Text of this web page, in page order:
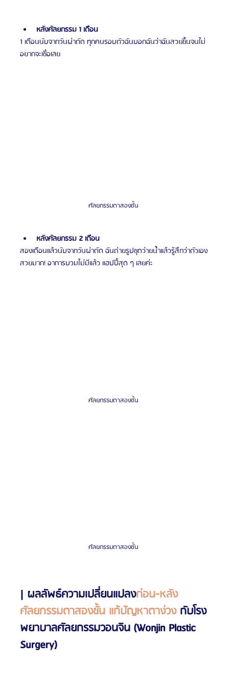
หลังศัลยกรรม 1 เดือน
1 เดือนนับจากวันผ่าตัด ทุกคนรอบตัวฉันบอกฉันว่าฉันสวยขึ้นจนไม่
อยากจะเชื่อเลย
ศัลยกรรมตาสองชั้น
หลังศัลยกรรม 2 เดือน
สองเดือนแล้วนับจากวันผ่าตัด ฉันถ่ายรูปชุดว่ายน้ำแล้วรู้สึกว่าตัวเอง
สวยมาก! อาการบวมไม่มีแล้ว แฮปปี้สุด ๆ เลยค่ะ
ศัลยกรรมตาสองชั้น
ศัลยกรรมตาสองชั้น
| ผลลัพธ์ความเปลี่ยนแปลงก่อน-หลัง
ศัลยกรรมตาสองชั้น แก้ปัญหาตาง่วง กับโรง
พยาบาลศัลยกรรมวอนจิน (Wonjin Plastic
Surgery)